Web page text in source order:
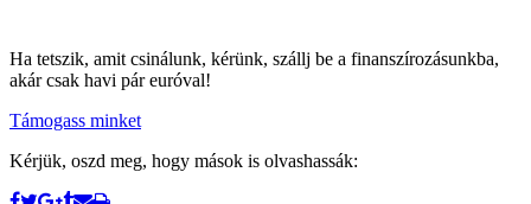
Ha tetszik, amit csinálunk, kérünk, szállj be a finanszírozásunkba,
akár csak havi pár euróval!
Támogass minket
Kérjük, oszd meg, hogy mások is olvashassák: